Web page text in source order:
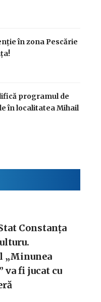
Festival, eveniment care
de teatru și muzică,
dedicate patrimoniului
promoveze tinerii cineaști și
să […]
în zona Pescărie
programul de
în localitatea Mihail
Constanța
„Minunea
fi jucat cu